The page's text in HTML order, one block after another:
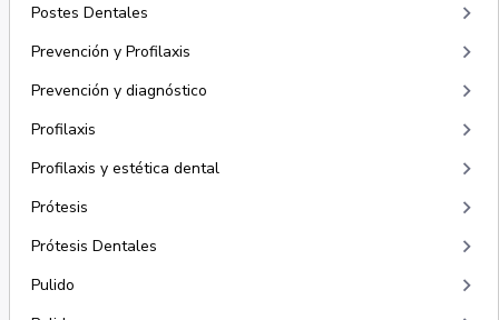
Postes Dentales keyboard_arrow_right
Prevención y Profilaxis keyboard_arrow_right
Prevención y diagnóstico keyboard_arrow_right
Profilaxis keyboard_arrow_right
Profilaxis y estética dental keyboard_arrow_right
Prótesis keyboard_arrow_right
Prótesis Dentales keyboard_arrow_right
Pulido keyboard_arrow_right